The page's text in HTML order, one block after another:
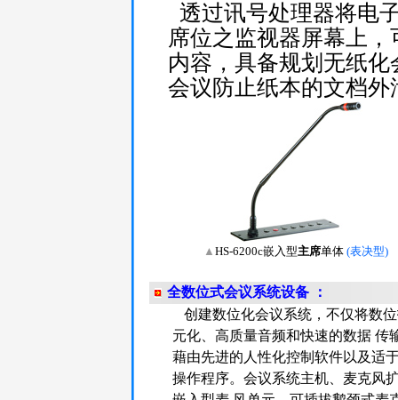
透过讯号处理器将电
席位之监视器屏幕上
内容，具备规划无纸
会议防止纸本的文档外
▲ HS-6200c嵌入型主席单体 (表决型)
全数位式会议系统设备 ：
创建数位化会议系统，不仅将数
元化、高质量音频和快速的数据 传
藉由先进的人性化控制软件以及适
操作程序。会议系统主机、麦克风